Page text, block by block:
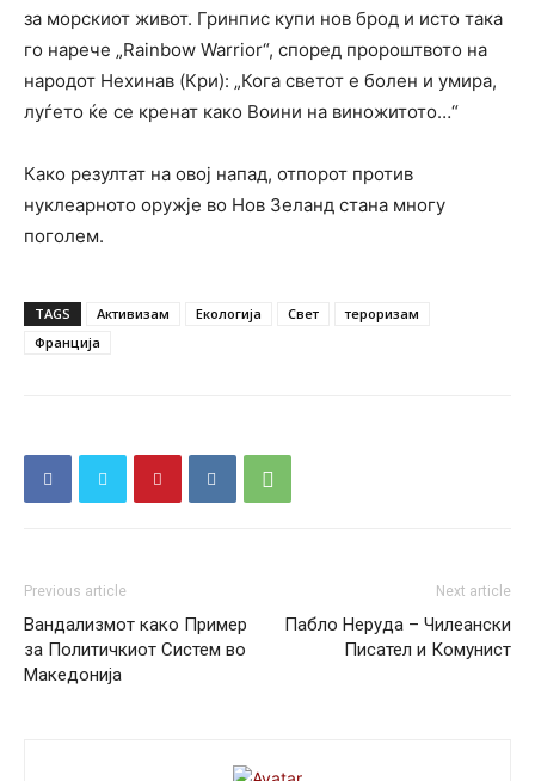
за морскиот живот. Гринпис купи нов брод и исто така
го нарече „Rainbow Warrior“, според пророштвото на
народот Нехинав (Кри): „Кога светот е болен и умира,
луѓето ќе се кренат како Воини на виножитото…“
Како резултат на овој напад, отпорот против
нуклеарното оружје во Нов Зеланд стана многу
поголем.
TAGS Активизам Екологија Свет
тероризам
Франција
Previous article
Вандализмот како Пример
за Политичкиот Систем во
Македонија
Next article
Пабло Неруда – Чилеански
Писател и Комунист